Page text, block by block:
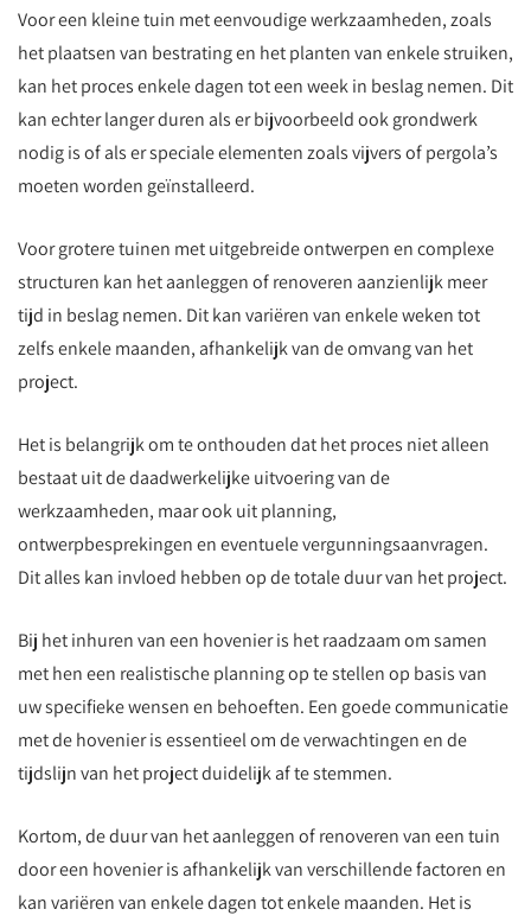
Voor een kleine tuin met eenvoudige werkzaamheden, zoals
het plaatsen van bestrating en het planten van enkele struiken,
kan het proces enkele dagen tot een week in beslag nemen. Dit
kan echter langer duren als er bijvoorbeeld ook grondwerk
nodig is of als er speciale elementen zoals vijvers of pergola’s
moeten worden geïnstalleerd.
Voor grotere tuinen met uitgebreide ontwerpen en complexe
structuren kan het aanleggen of renoveren aanzienlijk meer
tijd in beslag nemen. Dit kan variëren van enkele weken tot
zelfs enkele maanden, afhankelijk van de omvang van het
project.
Het is belangrijk om te onthouden dat het proces niet alleen
bestaat uit de daadwerkelijke uitvoering van de
werkzaamheden, maar ook uit planning,
ontwerpbesprekingen en eventuele vergunningsaanvragen.
Dit alles kan invloed hebben op de totale duur van het project.
Bij het inhuren van een hovenier is het raadzaam om samen
met hen een realistische planning op te stellen op basis van
uw specifieke wensen en behoeften. Een goede communicatie
met de hovenier is essentieel om de verwachtingen en de
tijdslijn van het project duidelijk af te stemmen.
Kortom, de duur van het aanleggen of renoveren van een tuin
door een hovenier is afhankelijk van verschillende factoren en
kan variëren van enkele dagen tot enkele maanden. Het is